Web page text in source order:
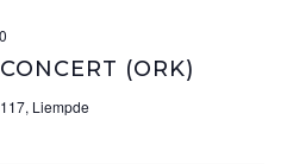
(ORK)
Liempde